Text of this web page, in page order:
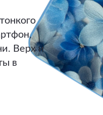
Верх и
в